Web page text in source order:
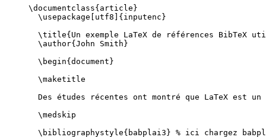
\documentclass{ article }
\usepackage
utf8 ]{ inputenc }
\title{Un exemple LaTeX de références
\author{John Smith}
\begin{ document }
\maketitle
Des études récentes ont montré que LaTeX est
\medskip
\bibliographystyle{babplai3} % ici chargez